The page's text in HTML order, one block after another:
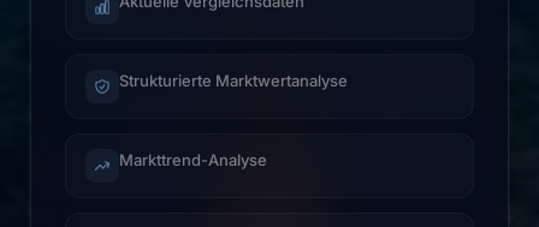
Strukturierte Marktwertanalyse
Markttrend-Analyse